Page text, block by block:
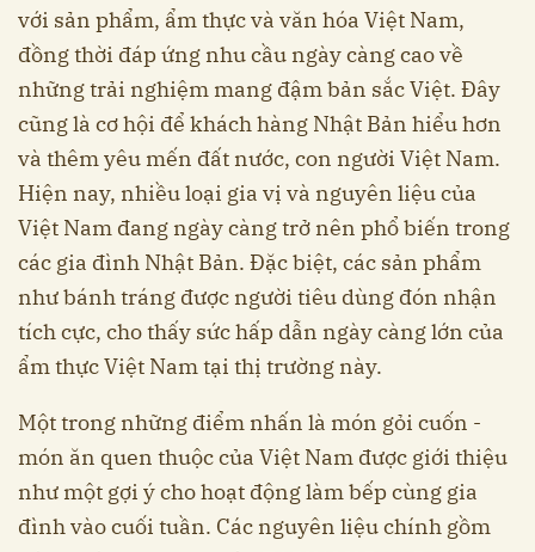
với sản phẩm, ẩm thực và văn hóa Việt Nam,
đồng thời đáp ứng nhu cầu ngày càng cao về
những trải nghiệm mang đậm bản sắc Việt. Đây
cũng là cơ hội để khách hàng Nhật Bản hiểu hơn
và thêm yêu mến đất nước, con người Việt Nam.
Hiện nay, nhiều loại gia vị và nguyên liệu của
Việt Nam đang ngày càng trở nên phổ biến trong
các gia đình Nhật Bản. Đặc biệt, các sản phẩm
như bánh tráng được người tiêu dùng đón nhận
tích cực, cho thấy sức hấp dẫn ngày càng lớn của
ẩm thực Việt Nam tại thị trường này.
Một trong những điểm nhấn là món gỏi cuốn -
món ăn quen thuộc của Việt Nam được giới thiệu
như một gợi ý cho hoạt động làm bếp cùng gia
đình vào cuối tuần. Các nguyên liệu chính gồm